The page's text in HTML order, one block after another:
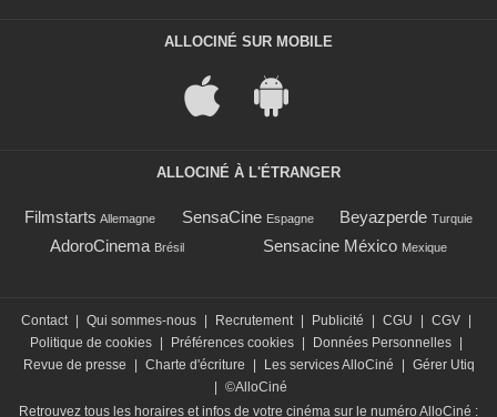
ALLOCINÉ SUR MOBILE
ALLOCINÉ À L'ÉTRANGER
Filmstarts Allemagne SensaCine Espagne Beyazperde Turquie
AdoroCinema Brésil Sensacine México Mexique
Contact Qui sommes-nous Recrutement Publicité CGU CGV
Politique de cookies
Préférences cookies Données Personnelles
Revue de presse
Charte d'écriture Les services AlloCiné
Gérer Utiq
©AlloCiné
Retrouvez tous les horaires et infos de votre cinéma sur le numéro AlloCiné :